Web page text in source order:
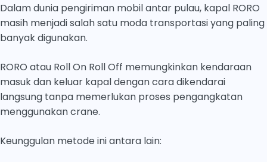
Dalam dunia pengiriman mobil antar pulau, kapal RORO
masih menjadi salah satu moda transportasi yang paling
banyak digunakan.
RORO atau Roll On Roll Off memungkinkan kendaraan
masuk dan keluar kapal dengan cara dikendarai
langsung tanpa memerlukan proses pengangkatan
menggunakan crane.
Keunggulan metode ini antara lain: